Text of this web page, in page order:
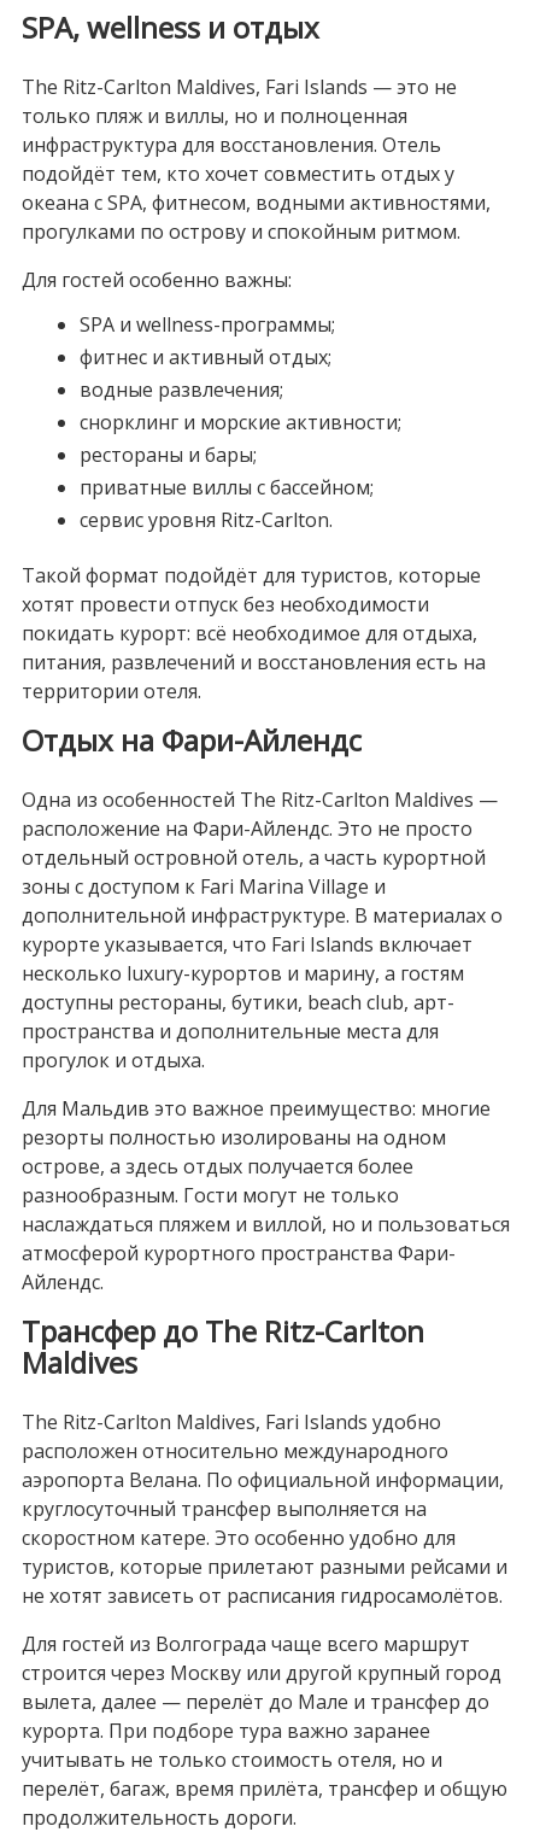
SPA, wellness и отдых
The Ritz-Carlton Maldives, Fari Islands — это не
только пляж и виллы, но и полноценная
инфраструктура для восстановления. Отель
подойдёт тем, кто хочет совместить отдых у
океана с SPA, фитнесом, водными активностями,
прогулками по острову и спокойным ритмом.
Для гостей особенно важны:
SPA и wellness-программы;
фитнес и активный отдых;
водные развлечения;
снорклинг и морские активности;
рестораны и бары;
приватные виллы с бассейном;
сервис уровня Ritz-Carlton.
Такой формат подойдёт для туристов, которые
хотят провести отпуск без необходимости
покидать курорт: всё необходимое для отдыха,
питания, развлечений и восстановления есть на
территории отеля.
Отдых на Фари-Айлендс
Одна из особенностей The Ritz-Carlton Maldives —
расположение на Фари-Айлендс. Это не просто
отдельный островной отель, а часть курортной
зоны с доступом к Fari Marina Village и
дополнительной инфраструктуре. В материалах о
курорте указывается, что Fari Islands включает
несколько luxury-курортов и марину, а гостям
доступны рестораны, бутики, beach club, арт-
пространства и дополнительные места для
прогулок и отдыха.
Для Мальдив это важное преимущество: многие
резорты полностью изолированы на одном
острове, а здесь отдых получается более
разнообразным. Гости могут не только
наслаждаться пляжем и виллой, но и пользоваться
атмосферой курортного пространства Фари-
Айлендс.
Трансфер до The Ritz-Carlton
Maldives
The Ritz-Carlton Maldives, Fari Islands удобно
расположен относительно международного
аэропорта Велана. По официальной информации,
круглосуточный трансфер выполняется на
скоростном катере. Это особенно удобно для
туристов, которые прилетают разными рейсами и
не хотят зависеть от расписания гидросамолётов.
Для гостей из Волгограда чаще всего маршрут
строится через Москву или другой крупный город
вылета, далее — перелёт до Мале и трансфер до
курорта. При подборе тура важно заранее
учитывать не только стоимость отеля, но и
перелёт, багаж, время прилёта, трансфер и общую
продолжительность дороги.